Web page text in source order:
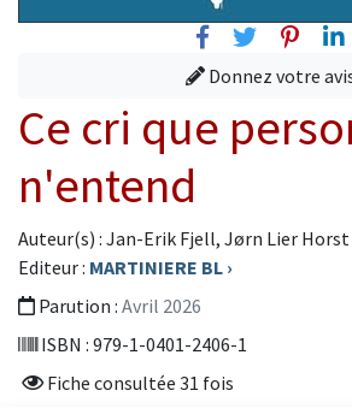
FacebookTwitter
Donnez votre
Ce cri que
n'entend
Auteur(s) : Jan-Erik Fjell, Jørn Lier Horst
Editeur : MARTINIERE BL ›
Parution : Avril 2026
ISBN : 979-1-0401-2406-1
Fiche consultée 31 fois